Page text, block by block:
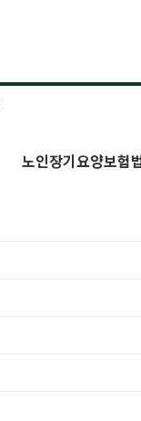
노인장기요양보험